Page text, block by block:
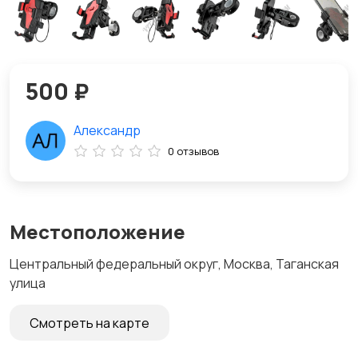
Местоположение
Центральный федеральный округ, Москва, Таганская
улица
Смотреть на карте
500 ₽
Александр
0 отзывов